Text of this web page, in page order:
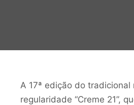
A 17ª edição do tradicional
regularidade “Creme 21”,